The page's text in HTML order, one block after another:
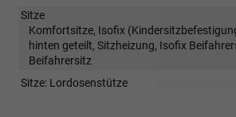
Sitze
Komfortsitze, Isofix
hinten geteilt, Sitzheizung, Isofix
Beifahrersitz
Sitze: Lordosenstütze